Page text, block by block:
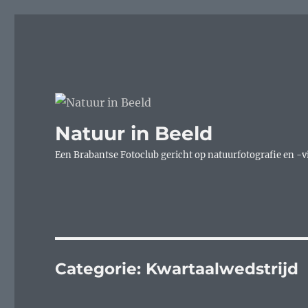
Natuur in Beeld
Een Brabantse Fotoclub gericht op natuurfotografie en -
Categorie: Kwartaalwedstrijd